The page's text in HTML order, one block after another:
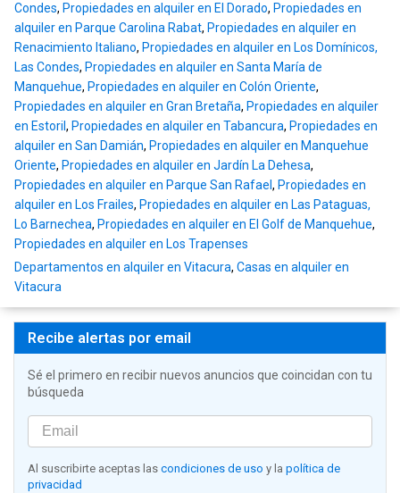
Condes, Propiedades en alquiler en El Dorado, Propiedades en
alquiler en Parque Carolina Rabat, Propiedades en alquiler en
Renacimiento Italiano, Propiedades en alquiler en Los Domínicos,
Las Condes, Propiedades en alquiler en Santa María de
Manquehue, Propiedades en alquiler en Colón Oriente,
Propiedades en alquiler en Gran Bretaña, Propiedades en alquiler
en Estoril , Propiedades en alquiler en Tabancura, Propiedades en
alquiler en San Damián, Propiedades en alquiler en Manquehue
Oriente, Propiedades en alquiler en Jardín La Dehesa,
Propiedades en alquiler en Parque San Rafael , Propiedades en
alquiler en Los Frailes, Propiedades en alquiler en Las Pataguas,
Lo Barnechea, Propiedades en alquiler en El Golf de Manquehue,
Propiedades en alquiler en Los Trapenses
Departamentos en alquiler en Vitacura, Casas en alquiler en
Vitacura
Recibe alertas por email
Sé el primero en recibir nuevos anuncios que coincidan con tu
búsqueda
Al suscribirte aceptas las condiciones de uso y la política de
privacidad